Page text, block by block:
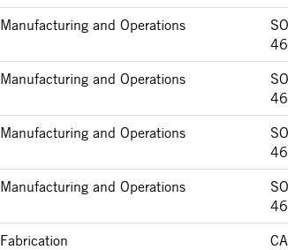
Manufacturing and Operations
Manufacturing and Operations
Manufacturing and Operations
Manufacturing and Operations
Fabrication